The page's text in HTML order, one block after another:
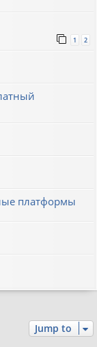
1 2
платформы
Jump to